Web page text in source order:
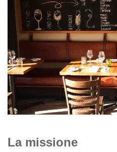
La missione